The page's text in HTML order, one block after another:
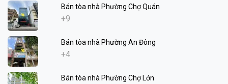
Bán tòa nhà Phường Chợ Quán
+9
Bán tòa nhà Phường An Đông
+4
Bán tòa nhà Phường Chợ Lớn